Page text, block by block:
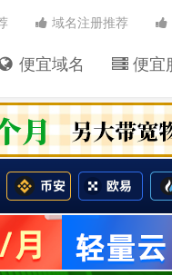
便宜域名 便宜
域名注册推荐